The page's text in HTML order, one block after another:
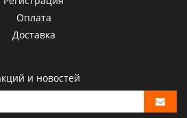
Оплата
Доставка
и новостей